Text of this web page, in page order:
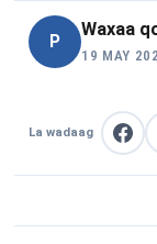
P
Waxaa
19 MAY
La wadaag La